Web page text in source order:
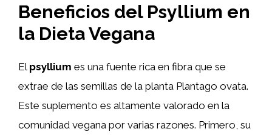
Beneficios del Psyllium en
la Dieta Vegana
El psyllium es una fuente rica en fibra que se
extrae de las semillas de la planta Plantago ovata.
Este suplemento es altamente valorado en la
comunidad vegana por varias razones. Primero, su